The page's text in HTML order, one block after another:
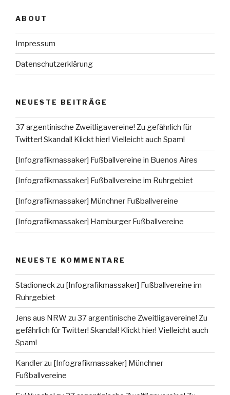
ABOUT
Impressum
Datenschutzerklärung
NEUESTE BEITRÄGE
37 argentinische Zweitligavereine! Zu gefährlich für
Twitter! Skandal! Klickt hier! Vielleicht auch Spam!
[Infografikmassaker] Fußballvereine in Buenos Aires
[Infografikmassaker] Fußballvereine im Ruhrgebiet
[Infografikmassaker] Münchner Fußballvereine
[Infografikmassaker] Hamburger Fußballvereine
NEUESTE KOMMENTARE
Stadioneck zu [Infografikmassaker] Fußballvereine im
Ruhrgebiet
Jens aus NRW zu 37 argentinische Zweitligavereine! Zu
gefährlich für Twitter! Skandal! Klickt hier! Vielleicht auch
Spam!
Kandlerzu [Infografikmassaker] Münchner
Fußballvereine